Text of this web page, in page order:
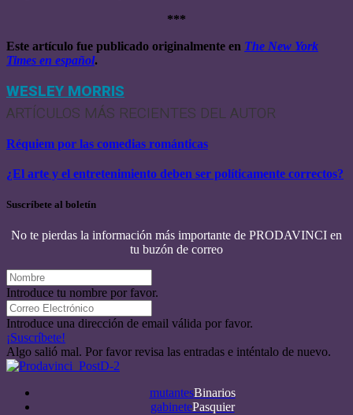
***
Este artículo fue publicado originalmente en The New York
Times en español.
WESLEY MORRIS
ARTÍCULOS MÁS RECIENTES DEL AUTOR
Réquiem por las comedias románticas
¿El arte y el entretenimiento deben ser políticamente correctos?
Suscríbete al boletín
No te pierdas la información más importante de PRODAVINCI en
tu buzón de correo
Introduce tu nombre por favor.
Introduce una dirección de email válida por favor.
¡Suscríbete!
Algo salió mal. Por favor revisa las entradas e inténtalo de nuevo.
mutantesBinarios
gabinetePasquier